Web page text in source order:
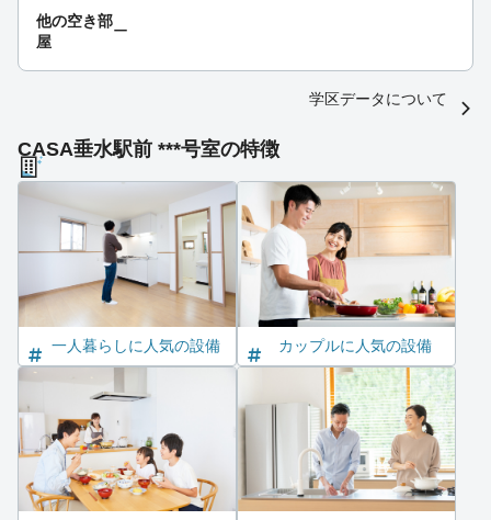
他の空き部
屋
ー
学区データについて
CASA垂水駅前 ***号室の特徴
一人暮らしに人気の設備 カップルに人気の設備